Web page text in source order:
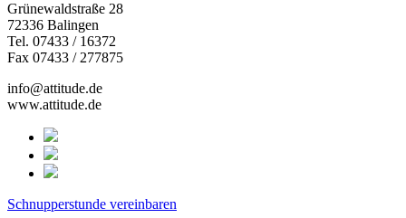
Grünewaldstraße 28
72336 Balingen
Tel. 07433 / 16372
Fax 07433 / 277875
info@attitude.de
www.attitude.de
Schnupperstunde vereinbaren